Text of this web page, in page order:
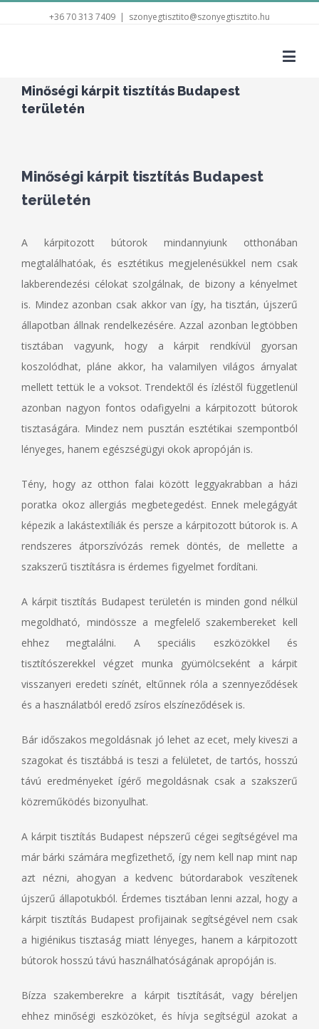
+36 70 313 7409 | szonyegtisztito@szonyegtisztito.hu
Minőségi kárpit tisztítás Budapest
területén
Minőségi kárpit tisztítás Budapest
területén
A kárpitozott bútorok mindannyiunk otthonában
megtalálhatóak, és esztétikus megjelenésükkel nem csak
lakberendezési célokat szolgálnak, de bizony a kényelmet
is. Mindez azonban csak akkor van így, ha tisztán, újszerű
állapotban állnak rendelkezésére. Azzal azonban legtöbben
tisztában vagyunk, hogy a kárpit rendkívül gyorsan
koszolódhat, pláne akkor, ha valamilyen világos árnyalat
mellett tettük le a voksot. Trendektől és ízléstől függetlenül
azonban nagyon fontos odafigyelni a kárpitozott bútorok
tisztaságára. Mindez nem pusztán esztétikai szempontból
lényeges, hanem egészségügyi okok apropóján is.
Tény, hogy az otthon falai között leggyakrabban a házi
poratka okoz allergiás megbetegedést. Ennek melegágyát
képezik a lakástextíliák és persze a kárpitozott bútorok is. A
rendszeres átporszívózás remek döntés, de mellette a
szakszerű tisztításra is érdemes figyelmet fordítani.
A kárpit tisztítás Budapest területén is minden gond nélkül
megoldható, mindössze a megfelelő szakembereket kell
ehhez megtalálni. A speciális eszközökkel és
tisztítószerekkel végzet munka gyümölcseként a kárpit
visszanyeri eredeti színét, eltűnnek róla a szennyeződések
és a használatból eredő zsíros elszíneződések is.
Bár időszakos megoldásnak jó lehet az ecet, mely kiveszi a
szagokat és tisztábbá is teszi a felületet, de tartós, hosszú
távú eredményeket ígérő megoldásnak csak a szakszerű
közreműködés bizonyulhat.
A kárpit tisztítás Budapest népszerű cégei segítségével ma
már bárki számára megfizethető, így nem kell nap mint nap
azt nézni, ahogyan a kedvenc bútordarabok veszítenek
újszerű állapotukból. Érdemes tisztában lenni azzal, hogy a
kárpit tisztítás Budapest profijainak segítségével nem csak
a higiénikus tisztaság miatt lényeges, hanem a kárpitozott
bútorok hosszú távú használhatóságának apropóján is.
Bízza szakemberekre a kárpit tisztítását, vagy béreljen
ehhez minőségi eszközöket, és hívja segítségül azokat a